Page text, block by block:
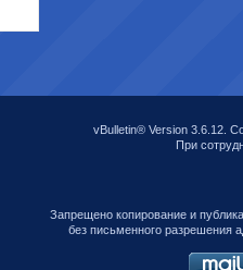
vBulletin® Version 3.6.12.
При
Запрещено копирование и
без письменного разрешения